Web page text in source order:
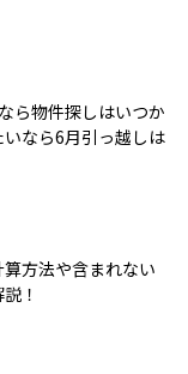
ら物件探しはいつか
なら6月引っ越しは
方法や含まれない
！